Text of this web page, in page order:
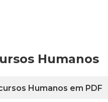
Humanos
Humanos em PDF